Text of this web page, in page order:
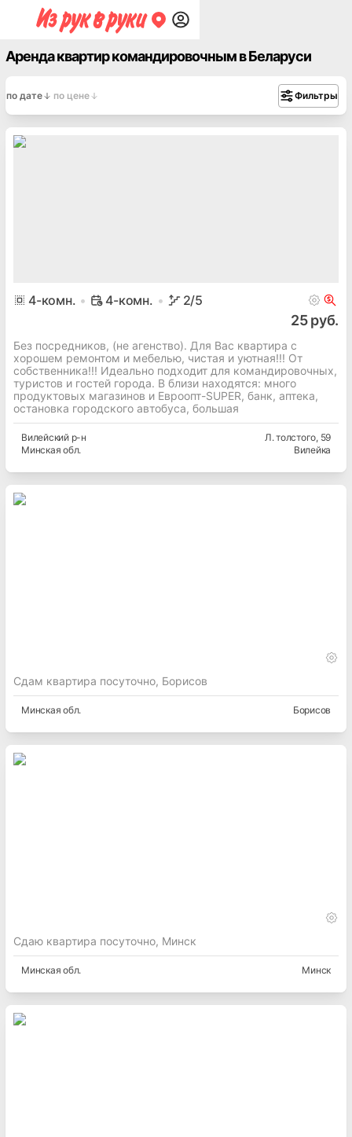
Аренда квартир командировочным в Беларуси
по дате по цене Фильтры
4-комн. 4-комн. 2/5
25 руб.
Без посредников, (не агенство). Для Вас квартира с
хорошем ремонтом и мебелью, чистая и уютная!!! От
собственника!!! Идеально подходит для командировочных,
туристов и гостей города. В близи находятся: много
продуктовых магазинов и Евроопт-SUPER, банк, аптека,
остановка городского автобуса, большая
Вилейскийр-н
Минская обл.
Л. толстого, 59
Вилейка
Сдам квартира посуточно, Борисов
Минская обл. Борисов
Сдаю квартира посуточно, Минск
Минская обл. Минск